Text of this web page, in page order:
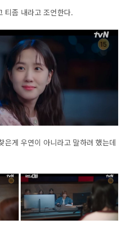
티좀 내라고 조언한다.
은게 우연이 아니라고 말하려 했는데